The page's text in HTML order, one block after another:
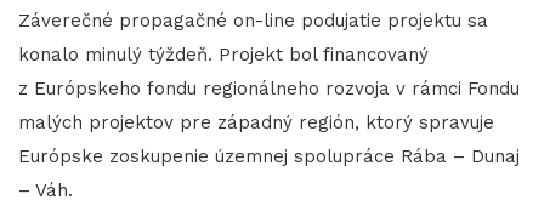
Záverečné propagačné on-line podujatie projektu sa
konalo minulý týždeň. Projekt bol financovaný
z Európskeho fondu regionálneho rozvoja v rámci Fondu
malých projektov pre západný región, ktorý spravuje
Európske zoskupenie územnej spolupráce Rába – Dunaj
– Váh.